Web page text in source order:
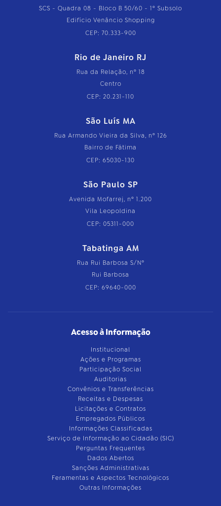
SCS - Quadra 08 - Bloco B 50/60 - 1º Subsolo
Edifício Venâncio Shopping
CEP: 70.333-900
Rio de Janeiro RJ
Rua da Relação, nº 18
Centro
CEP: 20.231-110
São Luís MA
Rua Armando Vieira da Silva, nº 126
Bairro de Fátima
CEP: 65030-130
São Paulo SP
Avenida Mofarrej, nº 1.200
Vila Leopoldina
CEP: 05311-000
Tabatinga AM
Rua Rui Barbosa S/Nº
Rui Barbosa
CEP: 69640-000
Acesso à Informação
Institucional
Ações e Programas
Participação Social
Auditorias
Convênios e Transferências
Receitas e Despesas
Licitações e Contratos
Empregados Públicos
Informações Classificadas
Serviço de Informação ao Cidadão (SIC)
Perguntas Frequentes
Dados Abertos
Sanções Administrativas
Feramentas e Aspectos Tecnológicos
Outras Informações